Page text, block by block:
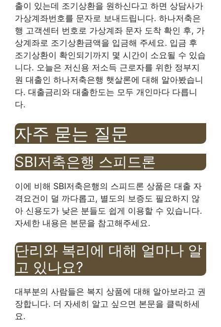
출이 있는데 조기상환을 원하신다고 하면 상담사가
가상계좌번호를 문자로 보내드립니다. 하나저축은
행 고객센터 번호로 가상계좌 문자 도착 확인 후, 가
상계좌로 조기상환금액을 입금해 주세요. 입금 후
조기상환이 확인되기까지 몇 시간이 소요될 수 있습
니다. 오늘은 저신용 저소득 근로자를 위한 정부지
원 대출인 하나저축은행 햇살론에 대해 알아봤습니
다. 대출금리와 대출한도는 모두 개인마다 다릅니
다.
자주 묻는 질문
SBI저축은행 스피드론
이에 비해 SBI저축은행의 스피드론 상품은 대출 자
격요건이 덜 까다롭고, 별도의 보증도 필요하지 않
아 신용도가 낮은 분들도 쉽게 이용할 수 있습니다.
자세한 내용은 본문을 참고해주세요.
단리와 복리에 대해 얼마나 알
고 있나요?
대부분의 사람들은 복지 상품에 대해 알아보라고 권
장합니다. 더 자세히 알고 싶으면 본문을 클릭하세
요.